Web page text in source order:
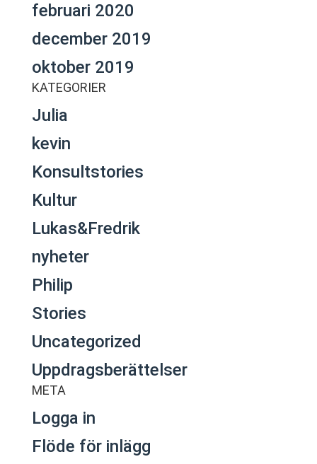
februari 2020
december 2019
oktober 2019
KATEGORIER
Julia
kevin
Konsultstories
Kultur
Lukas&Fredrik
nyheter
Philip
Stories
Uncategorized
Uppdragsberättelser
META
Logga in
Flöde för inlägg